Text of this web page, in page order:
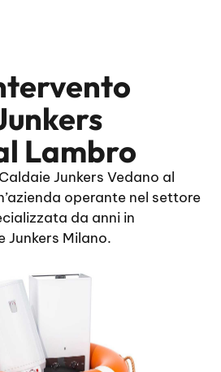
Lambro
Junkers Vedano al
operante nel settore
da anni in
Junkers Milano.